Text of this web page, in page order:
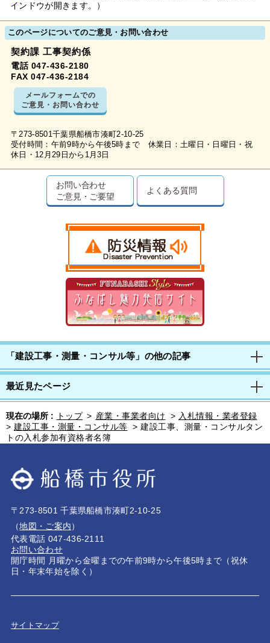
インドウが開きます。）
このページについてのご意見・お問い合わせ
契約課 工事契約係
電話 047-436-2180
FAX 047-436-2184
メールフォームでの
ご意見・お問い合わせ
〒273-8501千葉県船橋市湊町2-10-25
受付時間：午前9時から午後5時まで 休業日：土曜日・日曜日・祝
休日・12月29日から1月3日
お問い合わせ
ご意見・ご要望
よくある質問
「建設工事・測量・コンサル等」の他の記事
最近見たページ
現在の場所 : トップ > 産業・事業者向け > 入札情報・業者登録
> 建設工事・測量・コンサル等 > 建設工事、測量・コンサルタン
トの入札参加有資格者名簿
〒273-8501 千葉県船橋市湊町2-10-25
（地図・ご案内）
代表電話 047-436-2111
お問い合わせ
開庁時間 月曜から金曜までの午前9時から午後5時まで（祝休
日・年末年始を除く）
サイトマップ